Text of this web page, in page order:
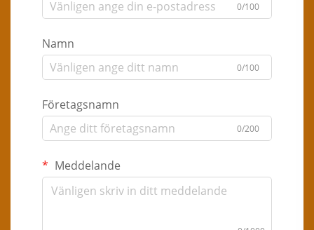
0/100
Namn
0/100
Företagsnamn
0/200
Meddelande